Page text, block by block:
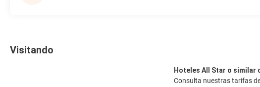
Visitando
Hoteles All Star o similar
Consulta nuestras tarifas